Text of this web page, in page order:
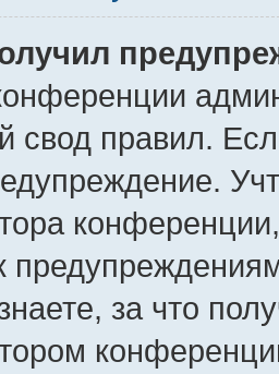
свод правил.
за что